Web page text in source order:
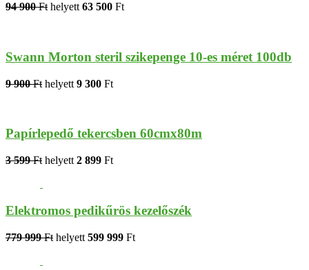
94 900 Ft helyett 63 500 Ft
Swann Morton steril szikepenge 10-es méret 100db
9 900 Ft helyett 9 300 Ft
Papírlepedő tekercsben 60cmx80m
3 599 Ft helyett 2 899 Ft
Elektromos pedikűrös kezelőszék
779 999 Ft helyett 599 999 Ft